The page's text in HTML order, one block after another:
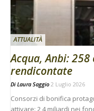
ATTUALITÀ
Acqua, Anbi:
rendicontate
Di Laura Saggio 2 Luglio 2026
Consorzi di bonifica
attivare: 2,4 miliardi nei